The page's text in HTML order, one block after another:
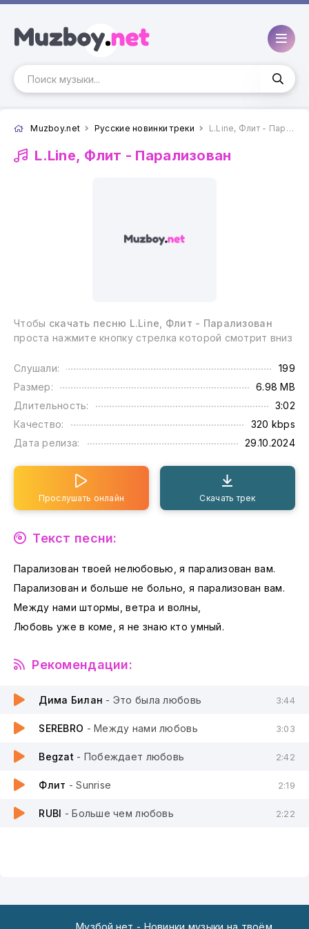
Muzboy.net Русские новинки треки L.Line, Флит - Парализован
L.Line, Флит - Парализован
Чтобы скачать песню L.Line, Флит - Парализован
проста нажмите кнопку стрелка которой смотрит вниз
Слушали:
199
Размер:
6.98 MB
Длительность:
3:02
Качество:
320 kbps
Дата релиза:
29.10.2024
Прослушать онлайн Скачать трек
Текст песни:
Парализован твоей нелюбовью, я парализован вам.
Парализован и больше не больно, я парализован вам.
Между нами штормы, ветра и волны,
Любовь уже в коме, я не знаю кто умный.
Рекомендации:
Дима Билан - Это была любовь 3:44
SEREBRO - Между нами любовь 3:03
Begzat - Побеждает любовь 2:42
Флит - Sunrise 2:19
RUBI - Больше чем любовь 2:22